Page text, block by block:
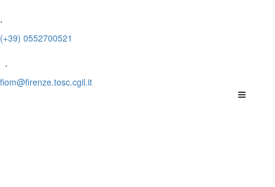
.
(+39) 0552700521
.
fiom@firenze.tosc.cgil.it